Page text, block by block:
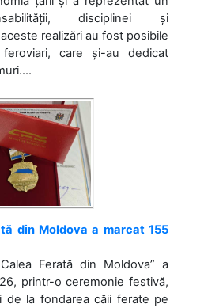
disciplinei și
realizări au fost posibile
care și-au dedicat
din Moldova a marcat 155
Ferată din Moldova” a
printr-o ceremonie festivă,
de la fondarea căii ferate pe